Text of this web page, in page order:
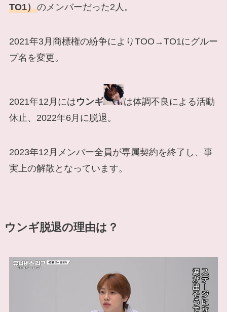
TO1）のメンバーだった2人。
2021年3月商標権の紛争によりTOO→TO1にグルー
プ名を変更。
2021年12月にはウンギ
は体調不良による活動
休止、2022年6月に脱退。
2023年12月メンバー全員が専属契約を終了し、事
実上の解散となっています。
ウンギ脱退の理由は？